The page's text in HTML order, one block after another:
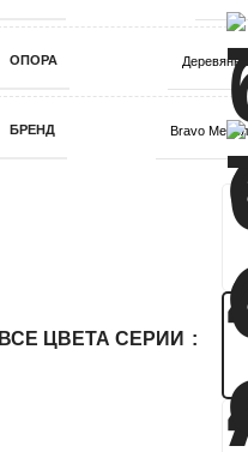
ОПОРА
БРЕНД Bravo
ВСЕ ЦВЕТА СЕРИИ